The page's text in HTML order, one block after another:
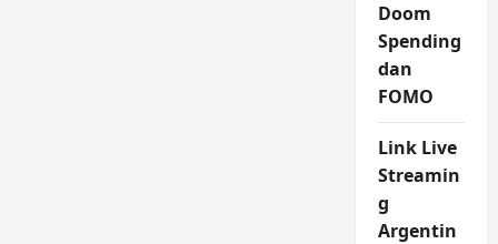
Doom
Spending
dan
FOMO
Link Live
Streamin
g
Argentin